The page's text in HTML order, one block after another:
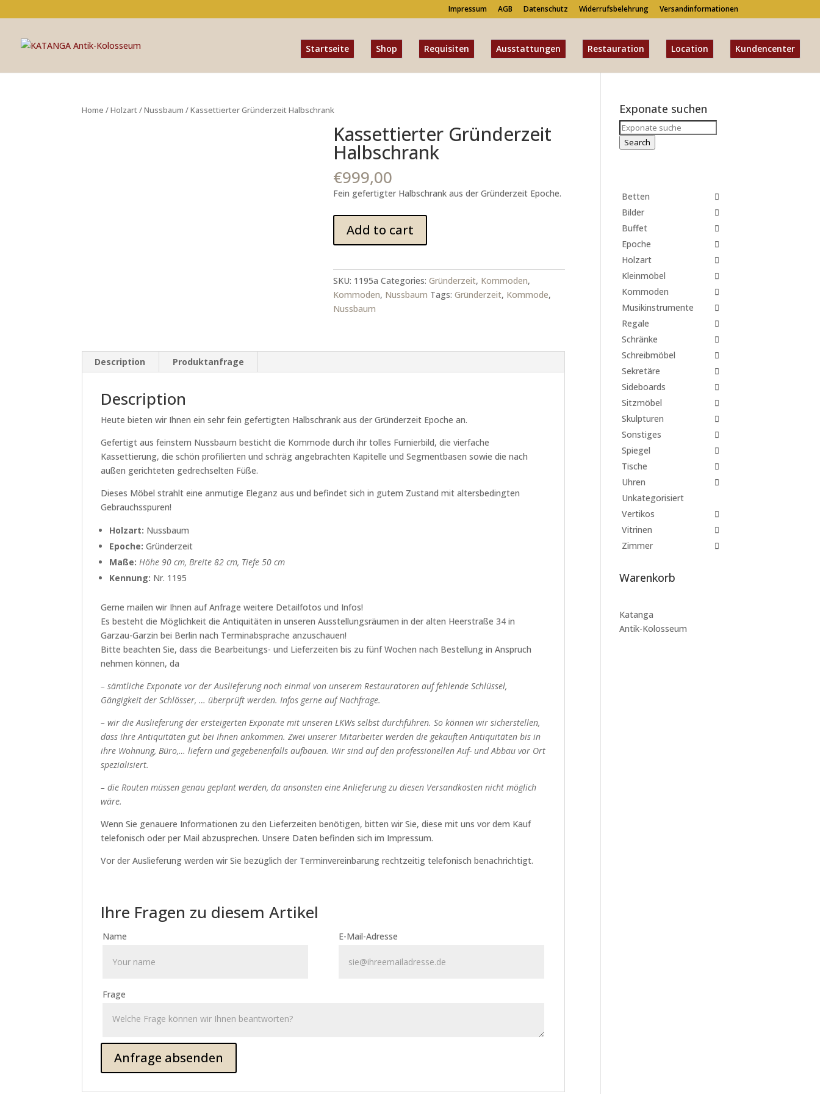
Impressum AGB Datenschutz Widerrufsbelehrung Versandinformationen
Startseite Shop Requisiten Ausstattungen Restauration Location Kundencenter
Home /Holzart/Nussbaum / Kassettierter Gründerzeit Halbschrank
Kassettierter Gründerzeit
Halbschrank
€999,00
Fein gefertigter Halbschrank aus der Gründerzeit Epoche.
Gründerzeit
Halbschrank
Add to cart
SKU: 1195a Categories:Gründerzeit, Kommoden,
Kommoden, Nussbaum Tags:Gründerzeit, Kommode,
Nussbaum
Description Produktanfrage
Description
Heute bieten wir Ihnen ein sehr fein gefertigten Halbschrank aus der Gründerzeit Epoche an.
Gefertigt aus feinstem Nussbaum besticht die Kommode durch ihr tolles Furnierbild, die vierfache
Kassettierung, die schön profilierten und schräg angebrachten Kapitelle und Segmentbasen sowie die nach
außen gerichteten gedrechselten Füße.
Dieses Möbel strahlt eine anmutige Eleganz aus und befindet sich in gutem Zustand mit altersbedingten
Gebrauchsspuren!
Holzart: Nussbaum
Epoche:Gründerzeit
Maße:Höhe 90 cm, Breite 82 cm, Tiefe 50 cm
Kennung: Nr. 1195
Gerne mailen wir Ihnen auf Anfrage weitere Detailfotos und Infos!
Es besteht die Möglichkeit die Antiquitäten in unseren Ausstellungsräumen in der alten Heerstraße 34 in
Garzau-Garzin bei Berlin nach Terminabsprache anzuschauen!
Bitte beachten Sie, dass die Bearbeitungs- und Lieferzeiten bis zu fünf Wochen nach Bestellung in Anspruch
nehmen können, da
– sämtliche Exponate vor der Auslieferung noch einmal von unserem Restauratoren auf fehlende Schlüssel,
Gängigkeit der Schlösser, … überprüft werden. Infos gerne auf Nachfrage.
– wir die Auslieferung der ersteigerten Exponate mit unseren LKWs selbst durchführen. So können wir sicherstellen,
dass Ihre Antiquitäten gut bei Ihnen ankommen. Zwei unserer Mitarbeiter werden die gekauften Antiquitäten bis in
ihre Wohnung, Büro,… liefern und gegebenenfalls aufbauen. Wir sind auf den professionellen Auf- und Abbau vor Ort
spezialisiert.
– die Routen müssen genau geplant werden, da ansonsten eine Anlieferung zu diesen Versandkosten nicht möglich
wäre.
Wenn Sie genauere Informationen zu den Lieferzeiten benötigen, bitten wir Sie, diese mit uns vor dem Kauf
telefonisch oder per Mail abzusprechen. Unsere Daten befinden sich im Impressum.
Vor der Auslieferung werden wir Sie bezüglich der Terminvereinbarung rechtzeitig telefonisch benachrichtigt.
Ihre Fragen zu diesem Artikel
Name E-Mail-Adresse
Frage
Exponate suchen
Search
for:
Search
Betten
Bilder
Buffet
Epoche
Holzart
Kleinmöbel
Kommoden
Musikinstrumente
Regale
Schränke
Schreibmöbel
Sekretäre
Sideboards
Sitzmöbel
Skulpturen
Sonstiges
Spiegel
Tische
Uhren
Unkategorisiert
Vertikos
Vitrinen
Zimmer
Warenkorb
Katanga
Antik-Kolosseum